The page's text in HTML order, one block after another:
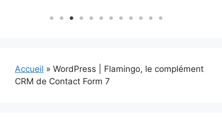
Accueil » WordPress | Flamingo, le complément
CRM de Contact Form 7